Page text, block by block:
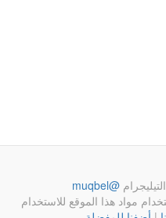
@muqbel
مواد هذا الموقع للاستخدام